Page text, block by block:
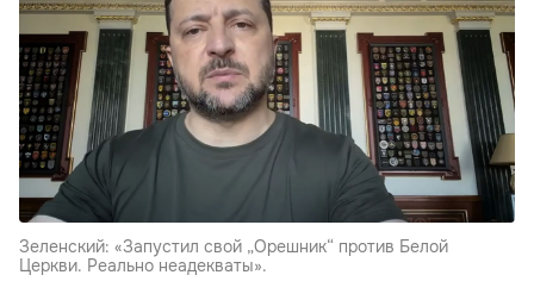
Зеленский: «Запустил свой „Орешник“ против Белой
Церкви. Реально неадекваты».